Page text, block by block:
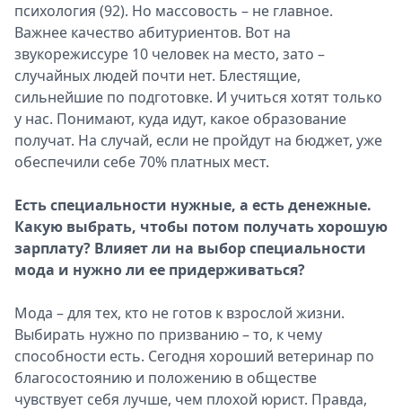
психология (92). Но массовость – не главное.
Важнее качество абитуриентов. Вот на
звукорежиссуре 10 человек на место, зато –
случайных людей почти нет. Блестящие,
сильнейшие по подготовке. И учиться хотят только
у нас. Понимают, куда идут, какое образование
получат. На случай, если не пройдут на бюджет, уже
обеспечили себе 70% платных мест.
Есть специальности нужные, а есть денежные.
Какую выбрать, чтобы потом получать хорошую
зарплату? Влияет ли на выбор специальности
мода и нужно ли ее придерживаться?
Мода – для тех, кто не готов к взрослой жизни.
Выбирать нужно по призванию – то, к чему
способности есть. Сегодня хороший ветеринар по
благосостоянию и положению в обществе
чувствует себя лучше, чем плохой юрист. Правда,